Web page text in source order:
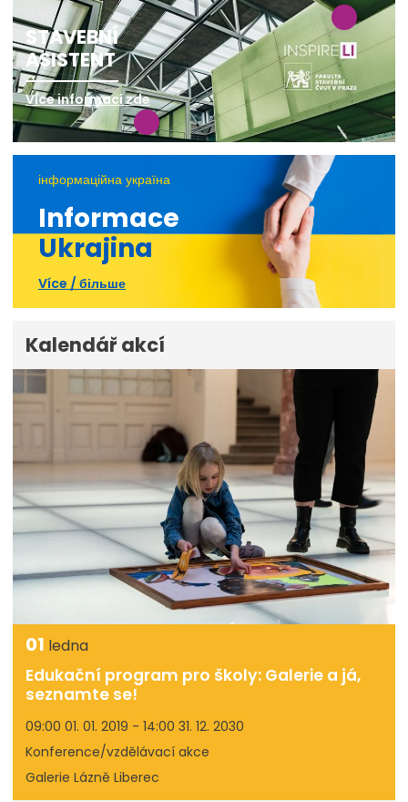
STAVEBNÍ
ASISTENT
Více informací zde
інформаційна україна
Informace
Ukrajina
Více / більше
Kalendář akcí
01 ledna
Edukační program pro školy: Galerie a já,
seznamte se!
09:00 01. 01. 2019 - 14:00 31. 12. 2030
Konference/vzdělávací akce
Galerie Lázně Liberec